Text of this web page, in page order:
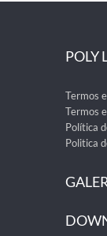
POLY
Termos
Termos
Política
Politica